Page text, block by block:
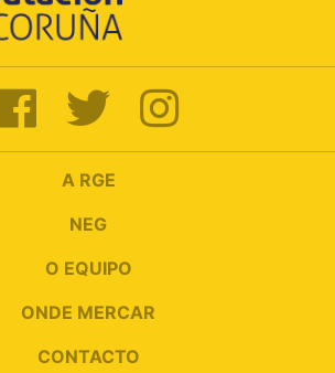
A RGE
NEG
O EQUIPO
ONDE MERCAR
CONTACTO